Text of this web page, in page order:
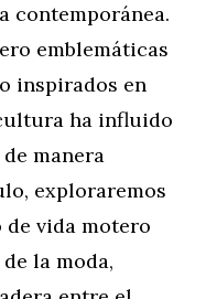
contemporánea.
emblemáticas
inspirados en
ha influido
manera
exploraremos
vida motero
la moda,